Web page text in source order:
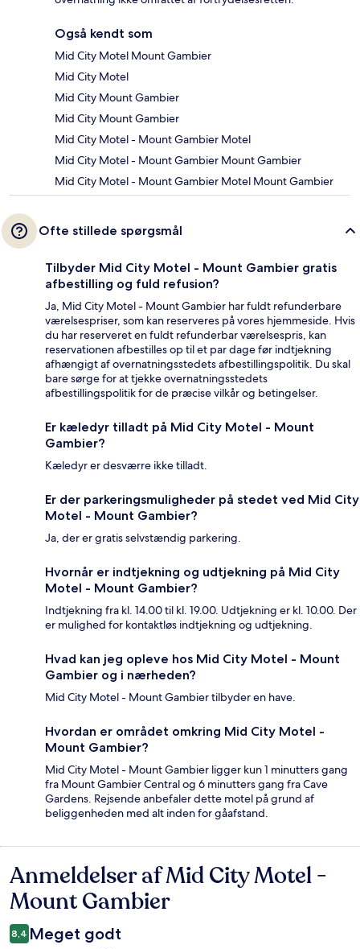
Også kendt som
Mid City Motel Mount Gambier
Mid City Motel
Mid City Mount Gambier
Mid City Mount Gambier
Mid City Motel - Mount Gambier Motel
Mid City Motel - Mount Gambier Mount Gambier
Mid City Motel - Mount Gambier Motel Mount Gambier
Ofte stillede spørgsmål
Tilbyder Mid City Motel - Mount Gambier gratis
afbestilling og fuld refusion?
Ja, Mid City Motel - Mount Gambier har fuldt refunderbare
værelsespriser, som kan reserveres på vores hjemmeside. Hvis
du har reserveret en fuldt refunderbar værelsespris, kan
reservationen afbestilles op til et par dage før indtjekning
afhængigt af overnatningsstedets afbestillingspolitik. Du skal
bare sørge for at tjekke overnatningsstedets
afbestillingspolitik for de præcise vilkår og betingelser.
Er kæledyr tilladt på Mid City Motel - Mount
Gambier?
Kæledyr er desværre ikke tilladt.
Er der parkeringsmuligheder på stedet ved Mid City
Motel - Mount Gambier?
Ja, der er gratis selvstændig parkering.
Hvornår er indtjekning og udtjekning på Mid City
Motel - Mount Gambier?
Indtjekning fra kl. 14.00 til kl. 19.00. Udtjekning er kl. 10.00. Der
er mulighed for kontaktløs indtjekning og udtjekning.
Hvad kan jeg opleve hos Mid City Motel - Mount
Gambier og i nærheden?
Mid City Motel - Mount Gambier tilbyder en have.
Hvordan er området omkring Mid City Motel -
Mount Gambier?
Mid City Motel - Mount Gambier ligger kun 1 minutters gang
fra Mount Gambier Central og 6 minutters gang fra Cave
Gardens. Rejsende anbefaler dette motel på grund af
beliggenheden med alt inden for gåafstand.
Anmeldelser
Anmeldelser af Mid City Motel -
Mount Gambier
8,4 Meget godt